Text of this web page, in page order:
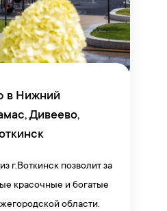
в Нижний
Дивеево,
г.Воткинск позволит за
красочные и богатые
области.